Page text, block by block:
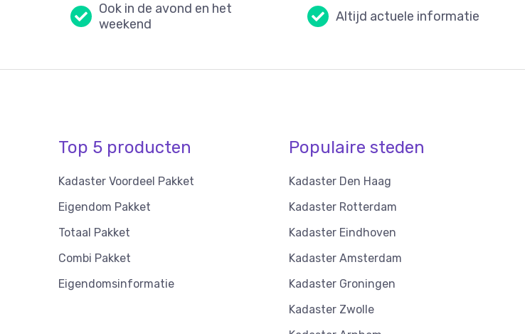
Ook in de avond en het
weekend
Altijd actuele informatie
Top 5 producten
Kadaster Voordeel Pakket
Eigendom Pakket
Totaal Pakket
Combi Pakket
Eigendomsinformatie
Populaire steden
Kadaster Den Haag
Kadaster Rotterdam
Kadaster Eindhoven
Kadaster Amsterdam
Kadaster Groningen
Kadaster Zwolle